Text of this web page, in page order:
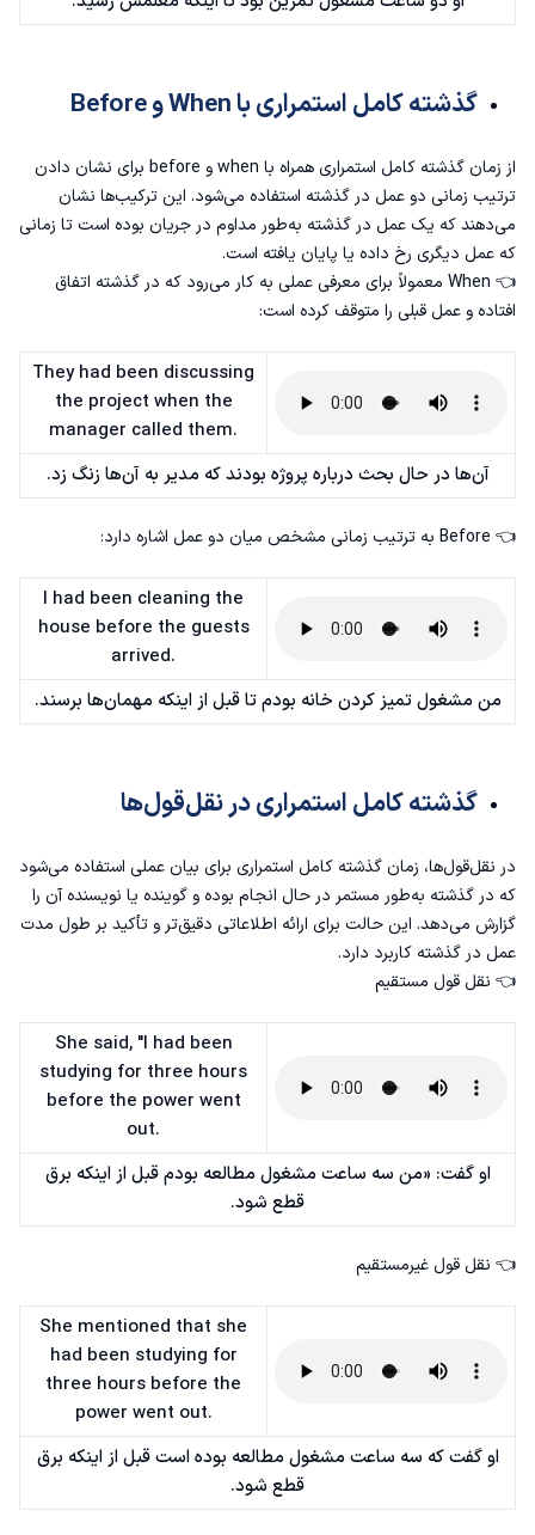
گذشته کامل استمراری با When و Before
از زمان گذشته کامل استمراری همراه با when و before برای نشان دادن
ترتیب زمانی دو عمل در گذشته استفاده می‌شود. این ترکیب‌ها نشان
می‌دهند که یک عمل در گذشته به‌طور مداوم در جریان بوده است تا زمانی
که عمل دیگری رخ داده یا پایان یافته است.
👈 When معمولاً برای معرفی عملی به کار می‌رود که در گذشته اتفاق
افتاده و عمل قبلی را متوقف کرده است:
They had been discussing
the project when the
manager called them.
آن‌ها در حال بحث درباره پروژه بودند که مدیر به آن‌ها زنگ زد.
👈 Before به ترتیب زمانی مشخص میان دو عمل اشاره دارد:
I had been cleaning the
house before the guests
arrived.
من مشغول تمیز کردن خانه بودم تا قبل از اینکه مهمان‌ها برسند.
گذشته کامل استمراری در نقل‌قول‌ها
در نقل‌قول‌ها، زمان گذشته کامل استمراری برای بیان عملی استفاده می‌شود
که در گذشته به‌طور مستمر در حال انجام بوده و گوینده یا نویسنده آن را
گزارش می‌دهد. این حالت برای ارائه اطلاعاتی دقیق‌تر و تأکید بر طول مدت
عمل در گذشته کاربرد دارد.
👈 نقل قول مستقیم
She said, "I had been
studying for three hours
before the power went
out.
او گفت: «من سه ساعت مشغول مطالعه بودم قبل از اینکه برق
قطع شود.
👈 نقل قول غیرمستقیم
She mentioned that she
had been studying for
three hours before the
power went out.
او گفت که سه ساعت مشغول مطالعه بوده است قبل از اینکه برق
قطع شود.